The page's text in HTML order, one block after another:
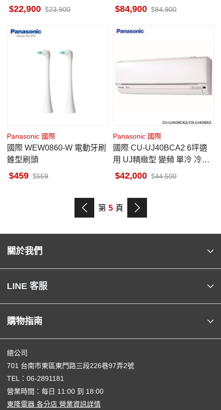
kg 不鏽鋼 金級省水標章
22,900 23,900
框鏡面/玻璃 翡翠白
84,900 84,900
Panasonic 國際
國際 WEW0860-W 電動牙刷
錐型刷頭
459 559
Panasonic 國際
國際 CU-UJ40BCA2 6坪適
用 UJ精緻型 變頻 單冷 冷氣
CS-UJ40BA2
42,000 44,500
第 5 頁
關於我們
LINE 客服
購物指南
總公司
701 台南市東區東門路三段226巷97弄2號
TEL： 06-2891181
營業時間：每日 11:00 到 18:00
東隆電器 各分店 營業資訊詳情